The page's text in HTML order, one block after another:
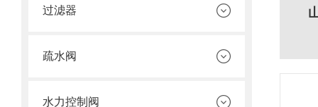
过滤器
疏水阀
水力控制阀